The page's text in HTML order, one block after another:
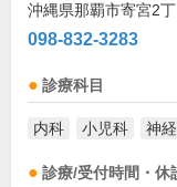
沖縄県那覇市寄宮2
098-832-3283
診療科目
内科 小児科 神
診療/受付時間・休